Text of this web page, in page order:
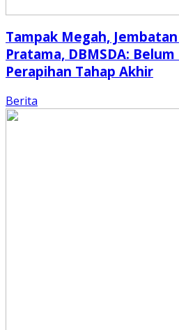
Tampak Megah,
Pratama, DBMSDA:
Perapihan Tahap Akhir
Berita